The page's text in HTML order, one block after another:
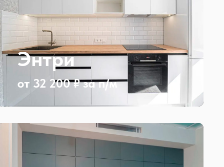
от 32 200 ₽ за п/м
Энтри